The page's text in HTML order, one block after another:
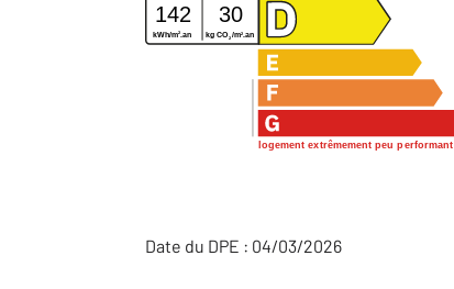
logement extrêmement peu performant
142 30
kWh/m2 .an kg CO2 /m2 .an
Date du DPE : 04/03/2026